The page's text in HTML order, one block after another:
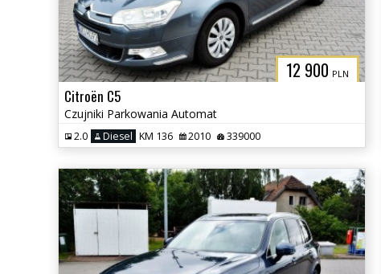
12 900 PLN
Citroën C5
Czujniki Parkowania Automat
2.0 Diesel KM 136 2010 339000